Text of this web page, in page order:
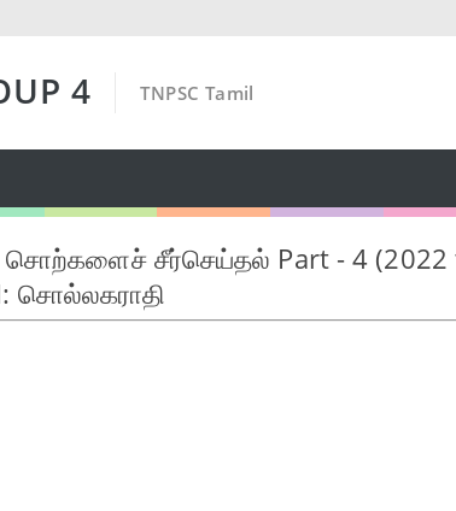
4 TNPSC Tamil
சொற்களைச் சீர்செய்தல் Part - 4 (2022
சொல்லகராதி